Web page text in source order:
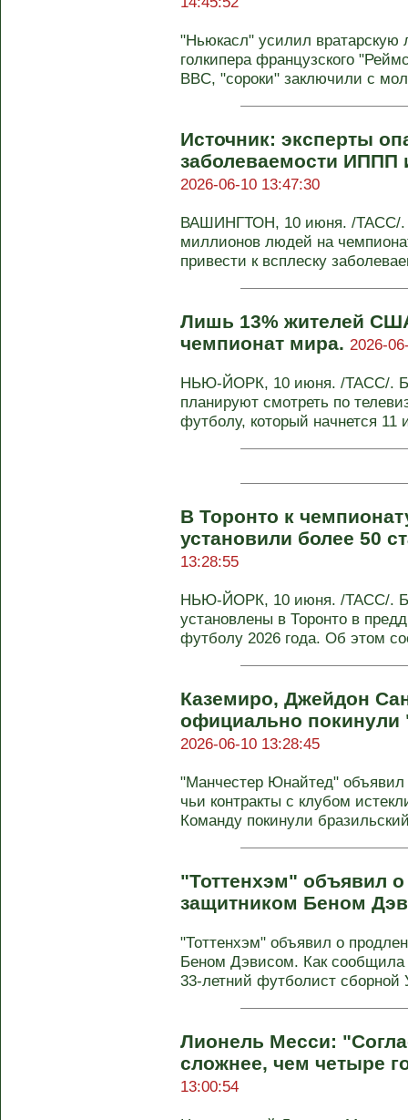
"Ньюкасл" усилил вратарскую
голкипера французского
BBC, "сороки" заключили с
Источник: эксперты
заболеваемости
2026-06-10 13:47:30
ВАШИНГТОН, 10 июня. /ТАСС/.
миллионов людей на
привести к всплеску
Лишь 13% жителей
чемпионат мира. 2026-
НЬЮ-ЙОРК, 10 июня. /ТАСС/.
планируют смотреть по
футболу, который начнется 11
В Торонто к
установили более 50
13:28:55
НЬЮ-ЙОРК, 10 июня. /ТАСС/.
установлены в Торонто в
футболу 2026 года. Об этом
Каземиро, Джейдон
официально
2026-06-10 13:28:45
"Манчестер Юнайтед" объявил
чьи контракты с клубом
Команду покинули
"Тоттенхэм" объявил
защитником Беном
"Тоттенхэм" объявил о
Беном Дэвисом. Как сообщила
33-летний футболист сборной
Лионель Месси:
сложнее, чем четыре
13:00:54